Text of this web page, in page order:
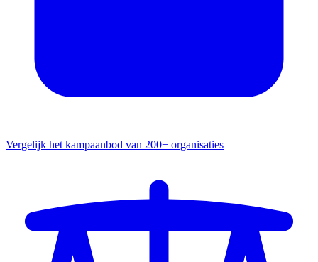
Vergelijk het kampaanbod van 200+ organisaties